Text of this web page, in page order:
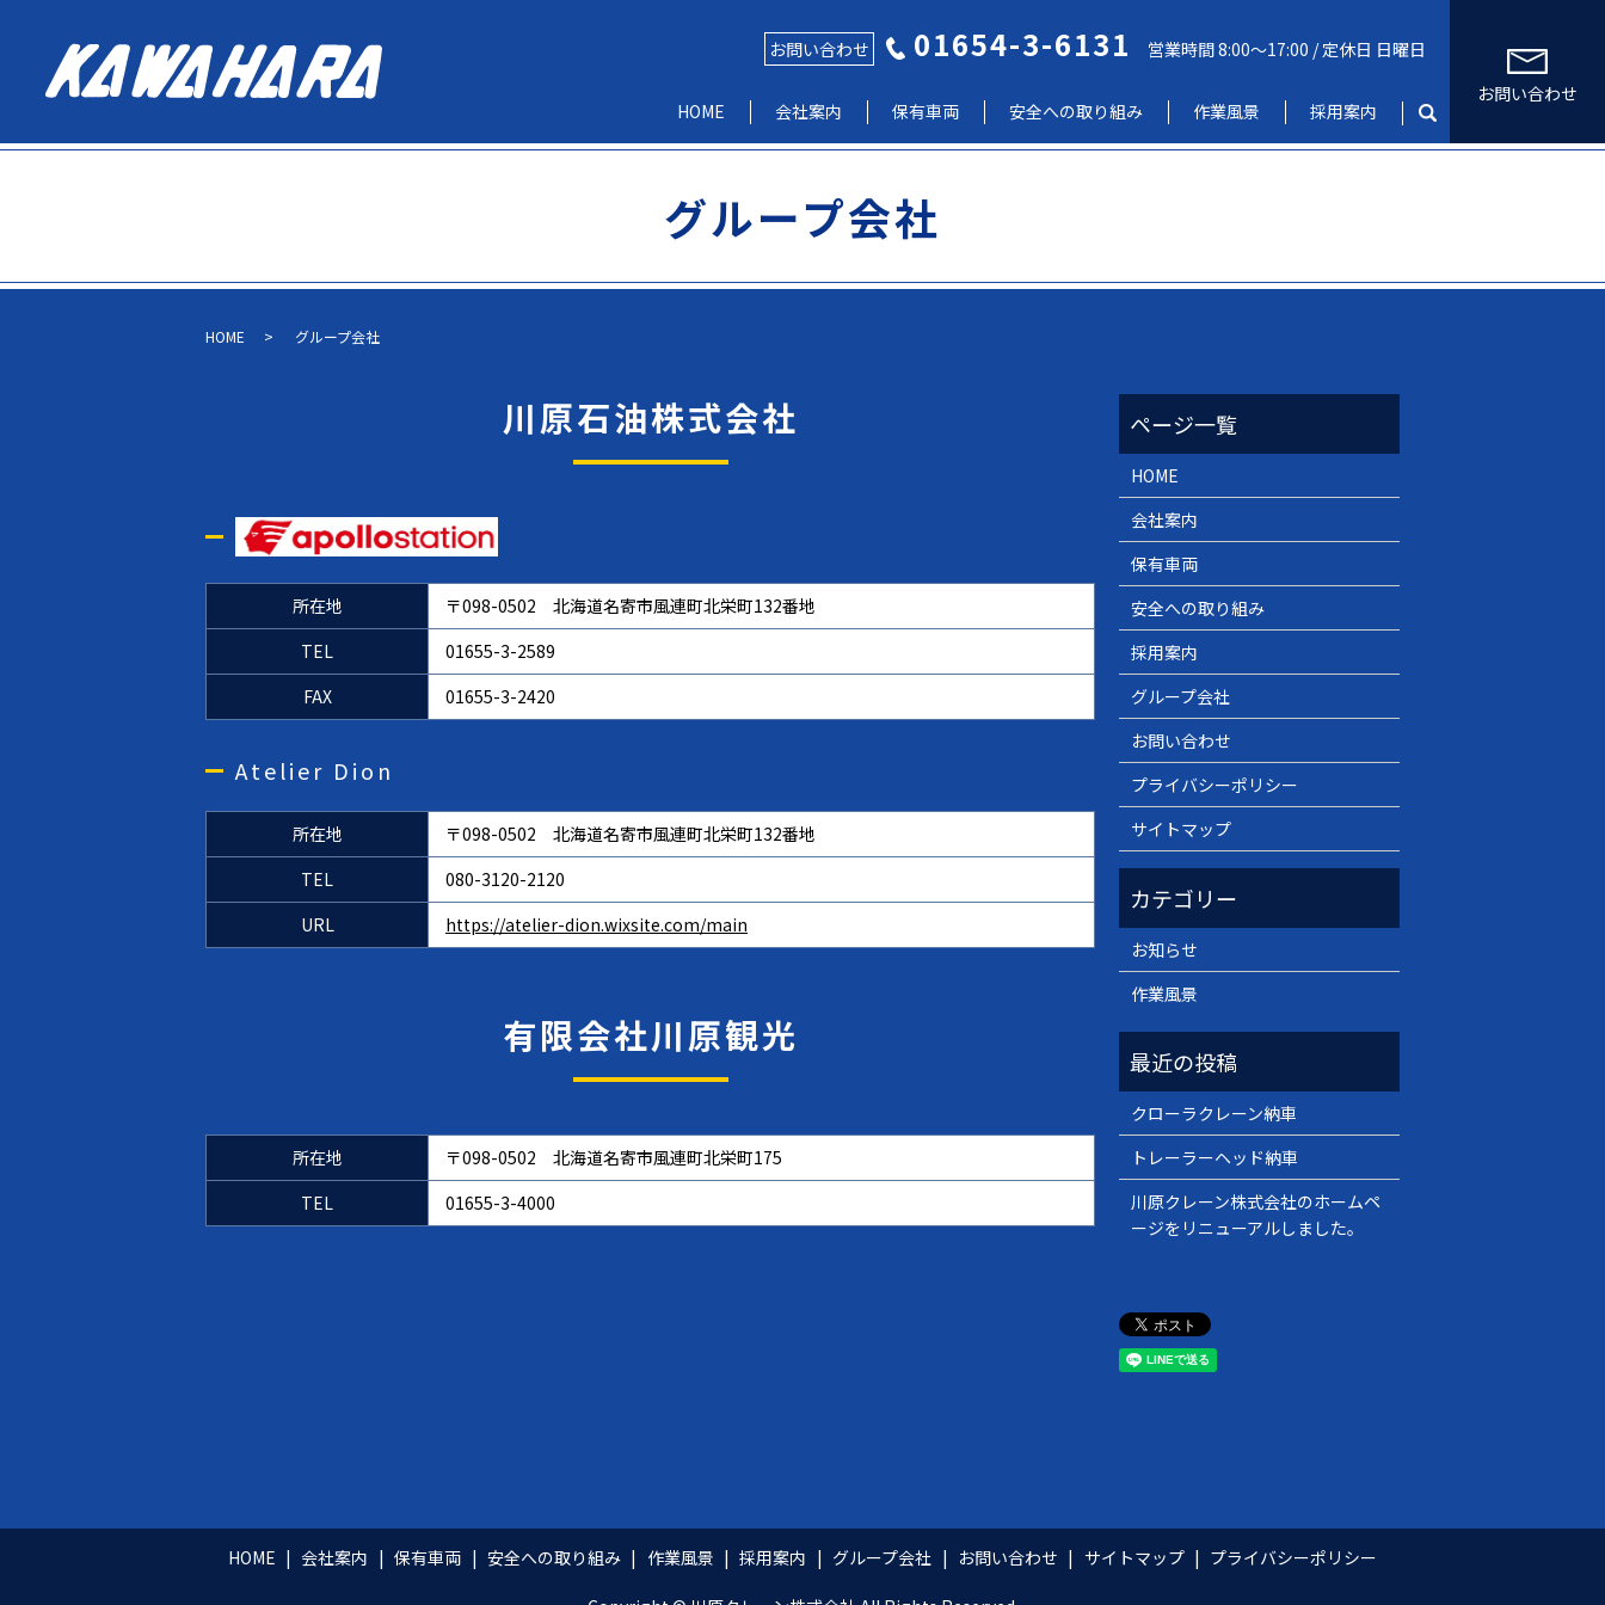
お問い合わせ 01654-3-6131
営業時間 8:00～17:00 / 定休日 日曜日
お問い合わせ
HOME 会社案内 保有車両 安全への取り組み 作業風景 採用案内
グループ会社
HOME グループ会社
川原石油株式会社
所在地
〒098-0502 北海道名寄市風連町北栄町132番地
TEL
01655-3-2589
FAX
01655-3-2420
Atelier Dion
所在地
〒098-0502 北海道名寄市風連町北栄町132番地
TEL
080-3120-2120
URL
https://atelier-dion.wixsite.com/main
有限会社川原観光
所在地
〒098-0502 北海道名寄市風連町北栄町175
TEL
01655-3-4000
HOME
会社案内
保有車両
安全への取り組み
採用案内
グループ会社
お問い合わせ
プライバシーポリシー
サイトマップ
お知らせ
作業風景
クローラクレーン納車
トレーラーヘッド納車
川原クレーン株式会社のホームペ
ージをリニューアルしました。
HOME 会社案内 保有車両 安全への取り組み 作業風景 採用案内 グループ会社 お問い合わせ サイトマップ プライバシーポリシー